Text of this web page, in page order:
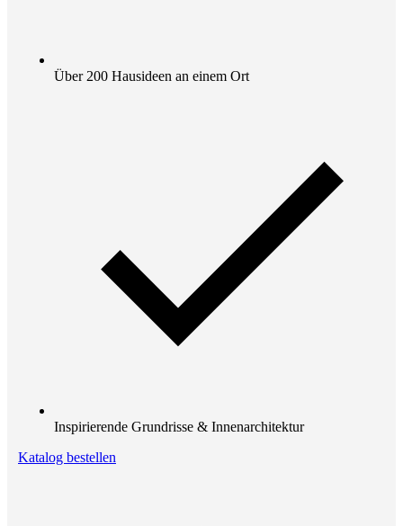
Über 200 Hausideen an einem Ort
Inspirierende Grundrisse & Innenarchitektur
Katalog bestellen